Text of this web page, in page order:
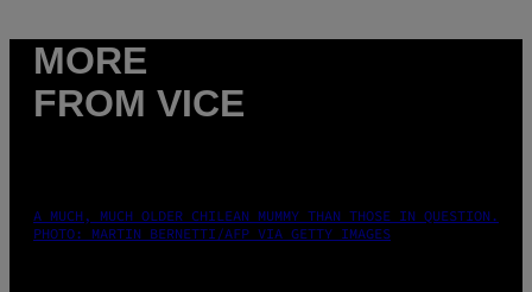
MORE
FROM VICE
A MUCH, MUCH OLDER CHILEAN MUMMY THAN THOSE IN QUESTION.
PHOTO: MARTIN BERNETTI/AFP VIA GETTY IMAGES